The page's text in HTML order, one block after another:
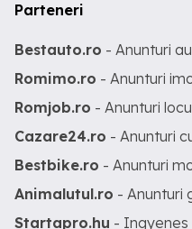
Parteneri
Bestauto.ro - Anunturi
Romimo.ro - Anunturi
Romjob.ro - Anunturi
Cazare24.ro - Anunturi
Bestbike.ro - Anunturi
Animalutul.ro - Anunturi
Startapro.hu - Ingyenes